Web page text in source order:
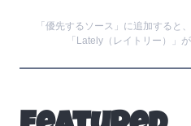
「優先するソース」に追加すると
「Lately（レイトリー）」